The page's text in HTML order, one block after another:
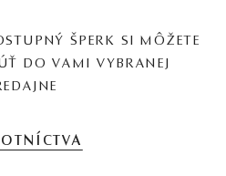
ŠPERK SI MÔŽETE
DO VAMI VYBRANEJ